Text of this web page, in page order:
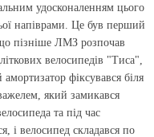
удосконаленням цього
напіврами. Це був перший
пізніше ЛМЗ розпочав
велосипедів "Тиса",
фіксувався біля
який замикався
та під час
і велосипед складався по